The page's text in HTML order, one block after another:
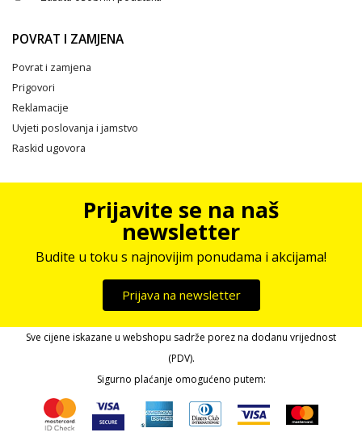
POVRAT I ZAMJENA
Povrat i zamjena
Prigovori
Reklamacije
Uvjeti poslovanja i jamstvo
Raskid ugovora
Prijavite se na naš
newsletter
Budite u toku s najnovijim ponudama i akcijama!
Prijava na newsletter
Sve cijene iskazane u webshopu sadrže porez na dodanu vrijednost
(PDV).
Sigurno plaćanje omogućeno putem: